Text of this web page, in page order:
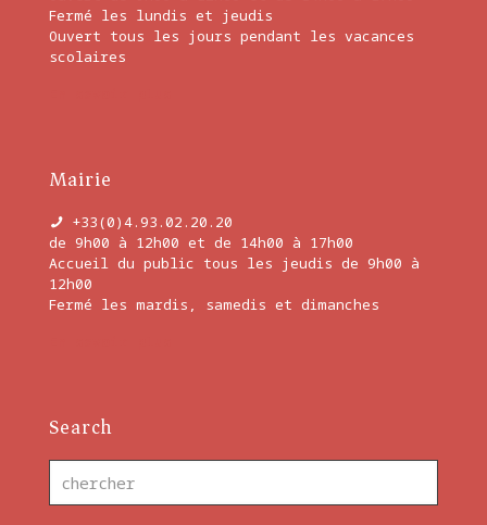
Fermé les lundis et jeudis
Ouvert tous les jours pendant les vacances
scolaires
Mairie
+33(0)4.93.02.20.20
de 9h00 à 12h00 et de 14h00 à 17h00
Accueil du public tous les jeudis de 9h00 à
12h00
Fermé les mardis, samedis et dimanches
Search